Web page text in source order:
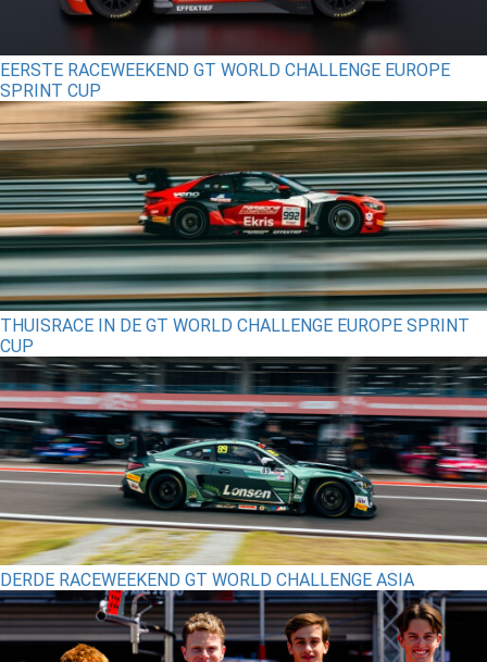
EERSTE RACEWEEKEND GT WORLD CHALLENGE EUROPE
SPRINT CUP
THUISRACE IN DE GT WORLD CHALLENGE EUROPE SPRINT
CUP
DERDE RACEWEEKEND GT WORLD CHALLENGE ASIA